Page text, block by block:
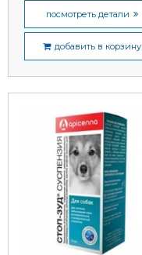
посмотреть детали
добавить в корзину